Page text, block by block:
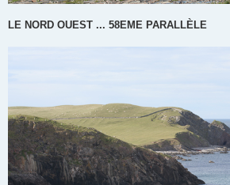
LE NORD OUEST ... 58EME PARALLÈLE